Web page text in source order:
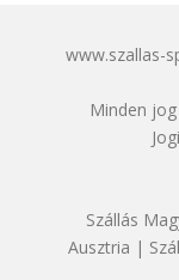
www.szallas-
Minden
Szállás
Ausztria |